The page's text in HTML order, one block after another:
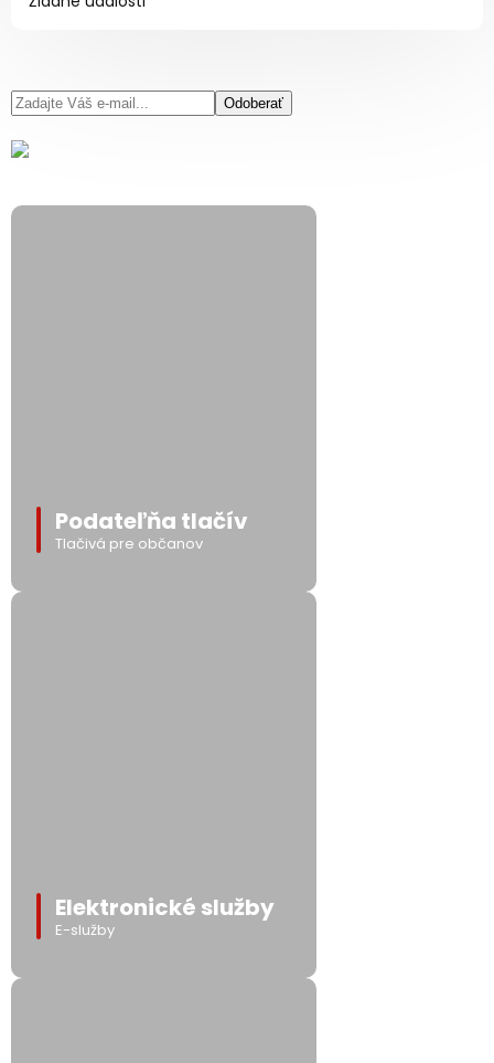
Odoberať
Podateľňa tlačív
Tlačivá pre občanov
Elektronické služby
E-služby